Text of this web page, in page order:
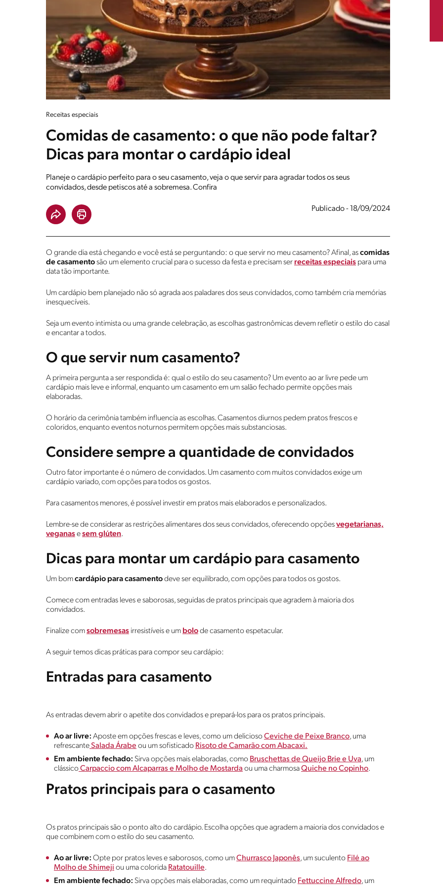
Receitas especiais
Comidas de casamento: o que não pode faltar?
Dicas para montar o cardápio ideal
Planeje o cardápio perfeito para o seu casamento, veja o que servir para agradar todos os seus
convidados, desde petiscos até a sobremesa. Confira
Publicado - 18/09/2024
O grande dia está chegando e você está se perguntando: o que servir no meu casamento? Afinal, ascomidas
de casamentosão um elemento crucial para o sucesso da festa e precisam ser receitas especiais para uma
data tão importante.
Um cardápio bem planejado não só agrada aos paladares dos seus convidados, como também cria memórias
inesquecíveis.
Seja um evento intimista ou uma grande celebração, as escolhas gastronômicas devem refletir o estilo do casal
e encantar a todos.
O que servir num casamento?
A primeira pergunta a ser respondida é: qual o estilo do seu casamento? Um evento ao ar livre pede um
cardápio mais leve e informal, enquanto um casamento em um salão fechado permite opções mais
elaboradas.
O horário da cerimônia também influencia as escolhas. Casamentos diurnos pedem pratos frescos e
coloridos, enquanto eventos noturnos permitem opções mais substanciosas.
Considere sempre a quantidade de convidados
Outro fator importante é o número de convidados. Um casamento com muitos convidados exige um
cardápio variado, com opções para todos os gostos.
Para casamentos menores, é possível investir em pratos mais elaborados e personalizados.
Lembre-se de considerar as restrições alimentares dos seus convidados, oferecendo opçõesvegetarianas,
veganasesem glúten.
Dicas para montar um cardápio para casamento
Um bomcardápio para casamentodeve ser equilibrado, com opções para todos os gostos.
Comece com entradas leves e saborosas, seguidas de pratos principais que agradem à maioria dos
convidados.
Finalize comsobremesas irresistíveis e um bolode casamento espetacular.
A seguir temos dicas práticas para compor seu cardápio:
Entradas para casamento
As entradas devem abrir o apetite dos convidados e prepará-los para os pratos principais.
Ao ar livre: Aposte em opções frescas e leves, como um deliciosoCeviche de Peixe Branco, uma
refrescanteSalada Árabe ou um sofisticado Risoto de Camarão com Abacaxi.
Em ambiente fechado: Sirva opções mais elaboradas, como Bruschettas de Queijo Brie e Uva, um
clássicoCarpaccio com Alcaparras e Molho de Mostarda ou uma charmosaQuiche no Copinho.
Pratos principais para o casamento
Os pratos principais são o ponto alto do cardápio. Escolha opções que agradem a maioria dos convidados e
que combinem com o estilo do seu casamento.
Ao ar livre: Opte por pratos leves e saborosos, como umChurrasco Japonês, um suculento Filé ao
Molho de Shimeji ou uma colorida Ratatouille.
Em ambiente fechado: Sirva opções mais elaboradas, como um requintado Fettuccine Alfredo, um